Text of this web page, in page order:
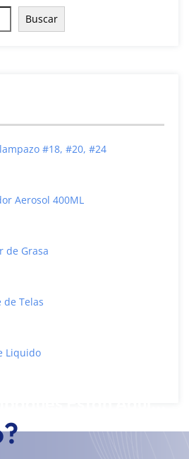
Buscar
#18, #20, #24
Aerosol 400ML
de Grasa
de Telas
Liquido